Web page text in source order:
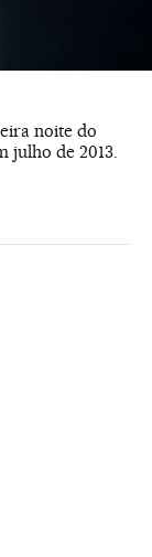
noite do
julho de 2013.